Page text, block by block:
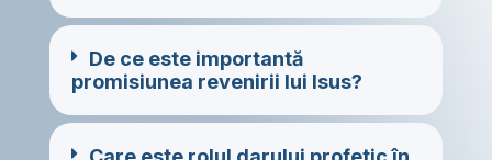
De ce este importantă
promisiunea revenirii lui Isus?